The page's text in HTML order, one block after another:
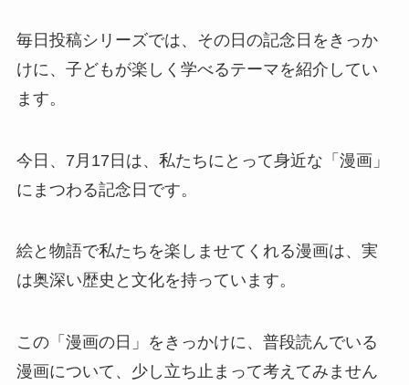
毎日投稿シリーズでは、その日の記念日をきっか
けに、子どもが楽しく学べるテーマを紹介してい
ます。
今日、7月17日は、私たちにとって身近な「漫画」
にまつわる記念日です。
絵と物語で私たちを楽しませてくれる漫画は、実
は奥深い歴史と文化を持っています。
この「漫画の日」をきっかけに、普段読んでいる
漫画について、少し立ち止まって考えてみません